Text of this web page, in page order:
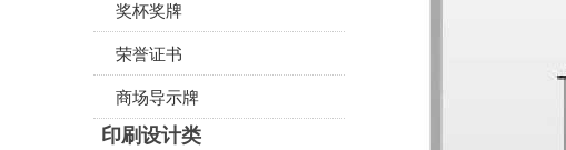
奖杯奖牌
荣誉证书
商场导示牌
印刷设计类